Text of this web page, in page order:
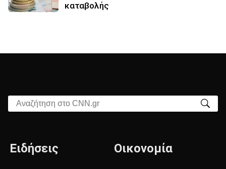
καταβολής
Αναζήτηση στο CNN.gr
Ειδήσεις Οικονομία